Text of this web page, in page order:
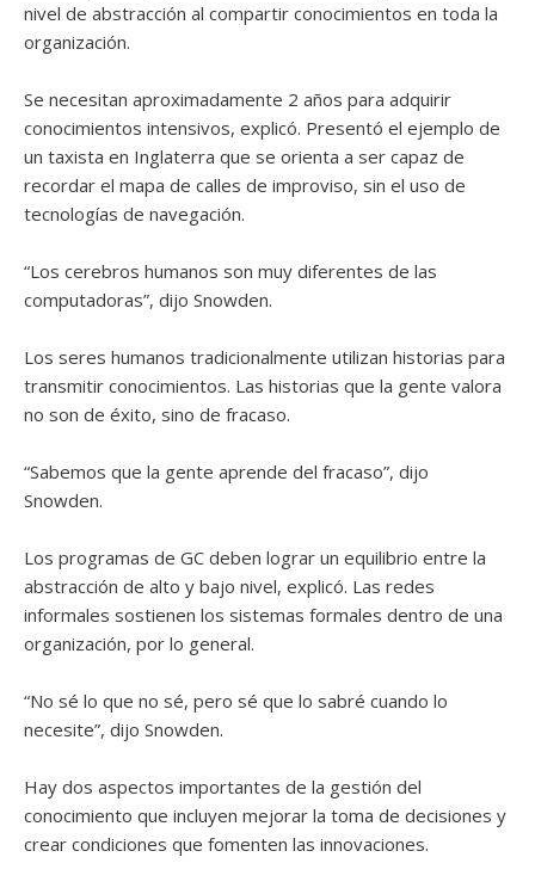
nivel de abstracción al compartir conocimientos en toda la
organización.
Se necesitan aproximadamente 2 años para adquirir
conocimientos intensivos, explicó. Presentó el ejemplo de
un taxista en Inglaterra que se orienta a ser capaz de
recordar el mapa de calles de improviso, sin el uso de
tecnologías de navegación.
“Los cerebros humanos son muy diferentes de las
computadoras”, dijo Snowden.
Los seres humanos tradicionalmente utilizan historias para
transmitir conocimientos. Las historias que la gente valora
no son de éxito, sino de fracaso.
“Sabemos que la gente aprende del fracaso”, dijo
Snowden.
Los programas de GC deben lograr un equilibrio entre la
abstracción de alto y bajo nivel, explicó. Las redes
informales sostienen los sistemas formales dentro de una
organización, por lo general.
“No sé lo que no sé, pero sé que lo sabré cuando lo
necesite”, dijo Snowden.
Hay dos aspectos importantes de la gestión del
conocimiento que incluyen mejorar la toma de decisiones y
crear condiciones que fomenten las innovaciones.